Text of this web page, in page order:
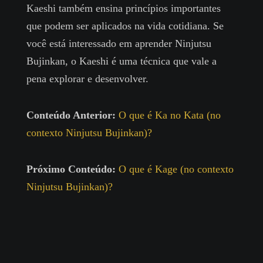
Kaeshi também ensina princípios importantes
que podem ser aplicados na vida cotidiana. Se
você está interessado em aprender Ninjutsu
Bujinkan, o Kaeshi é uma técnica que vale a
pena explorar e desenvolver.
Conteúdo Anterior: O que é Ka no Kata (no
contexto Ninjutsu Bujinkan)?
Próximo Conteúdo: O que é Kage (no contexto
Ninjutsu Bujinkan)?